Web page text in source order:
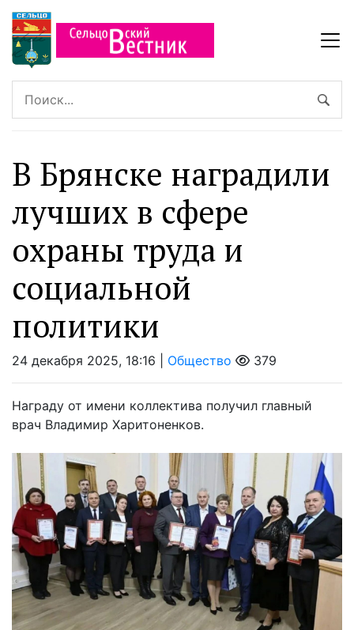
В Брянске наградили
лучших в сфере
охраны труда и
социальной
политики
24 декабря 2025, 18:16 | Общество 379
Награду от имени коллектива получил главный
врач Владимир Харитоненков.